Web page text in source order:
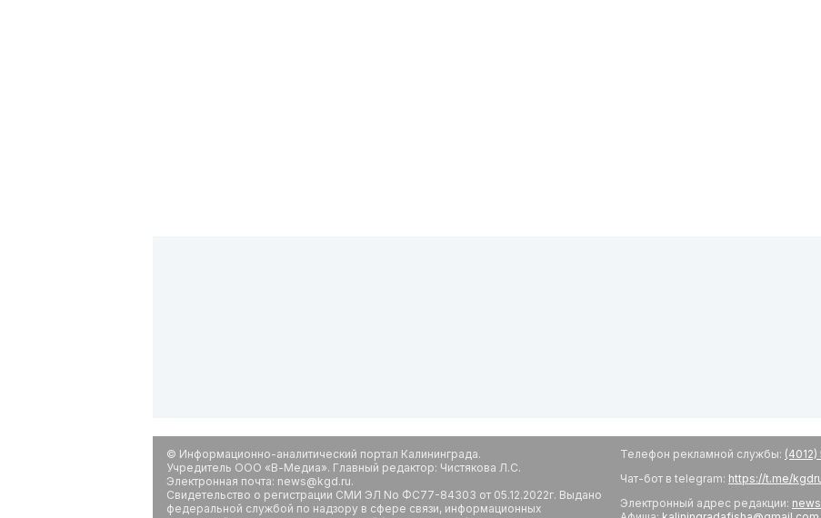
© Информационно-аналитический портал Калининграда.
Учредитель ООО «В-Медиа». Главный редактор: Чистякова Л.С.
Электронная почта: news@kgd.ru.
Свидетельство о регистрации СМИ ЭЛ No ФС77-84303 от 05.12.2022г. Выдано
федеральной службой по надзору в сфере связи, информационных
Телефон рекламной службы:
Чат-бот в telegram: https://t.me/
Электронный адрес редакции: